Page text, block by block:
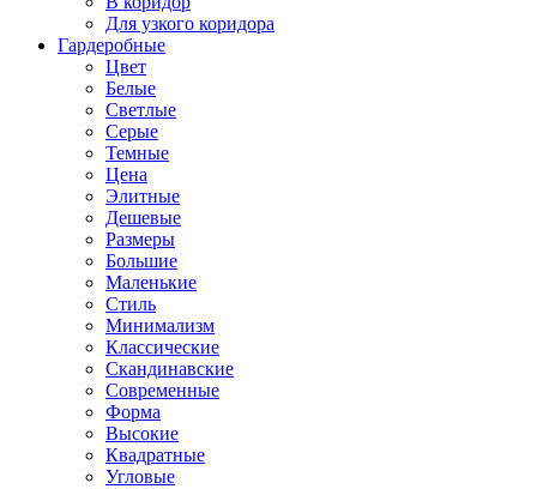
Для узкого коридора
Гардеробные
Цвет
Белые
Светлые
Серые
Темные
Цена
Элитные
Дешевые
Размеры
Большие
Маленькие
Стиль
Минимализм
Классические
Скандинавские
Современные
Форма
Высокие
Квадратные
Угловые